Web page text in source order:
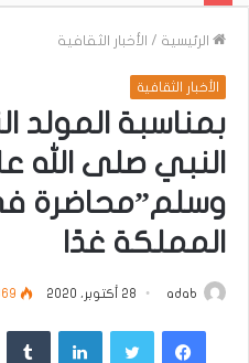
الرئيسية / الأخبار الثقافية
الأخبار الثقافية
بمناسبة المولد
النبي صلى الله
وسلم”محاضرة
المملكة غدًا
adab 28 أكتوبر، 2020
فيسبوكتويتر لينكدإن ‏Tumblr